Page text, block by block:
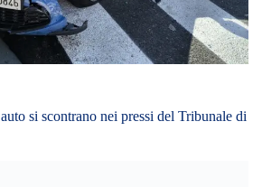
si scontrano nei pressi del Tribunale di